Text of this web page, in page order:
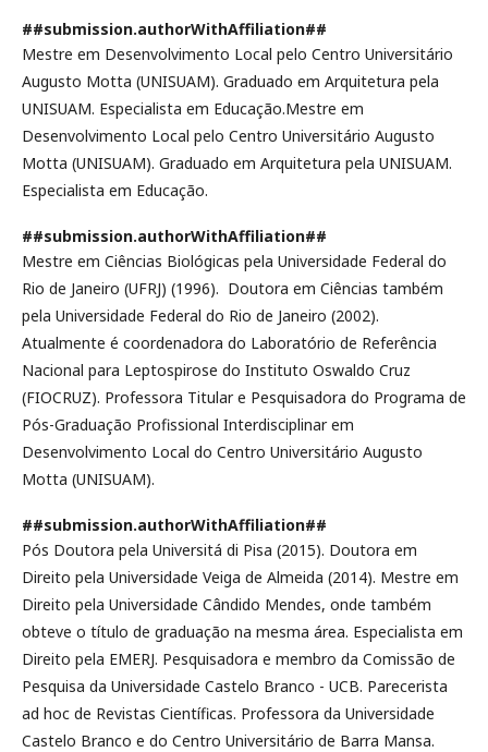
##submission.authorWithAffiliation##
Mestre em Desenvolvimento Local pelo Centro Universitário
Augusto Motta (UNISUAM). Graduado em Arquitetura pela
UNISUAM. Especialista em Educação.Mestre em
Desenvolvimento Local pelo Centro Universitário Augusto
Motta (UNISUAM). Graduado em Arquitetura pela UNISUAM.
Especialista em Educação.
##submission.authorWithAffiliation##
Mestre em Ciências Biológicas pela Universidade Federal do
Rio de Janeiro (UFRJ) (1996). Doutora em Ciências também
pela Universidade Federal do Rio de Janeiro (2002).
Atualmente é coordenadora do Laboratório de Referência
Nacional para Leptospirose do Instituto Oswaldo Cruz
(FIOCRUZ). Professora Titular e Pesquisadora do Programa de
Pós-Graduação Profissional Interdisciplinar em
Desenvolvimento Local do Centro Universitário Augusto
Motta (UNISUAM).
##submission.authorWithAffiliation##
Pós Doutora pela Universitá di Pisa (2015). Doutora em
Direito pela Universidade Veiga de Almeida (2014). Mestre em
Direito pela Universidade Cândido Mendes, onde também
obteve o título de graduação na mesma área. Especialista em
Direito pela EMERJ. Pesquisadora e membro da Comissão de
Pesquisa da Universidade Castelo Branco - UCB. Parecerista
ad hoc de Revistas Científicas. Professora da Universidade
Castelo Branco e do Centro Universitário de Barra Mansa.